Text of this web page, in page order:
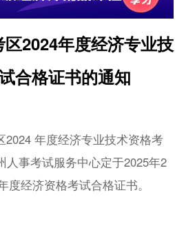
2024年度经济专业技
合格证书的通知
2024 年度经济专业技术资格考
人事考试服务中心定于2025年2
度经济资格考试合格证书。